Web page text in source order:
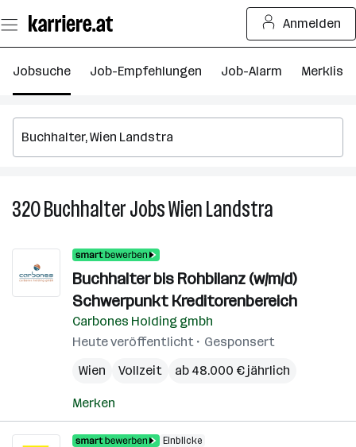
Seiteninhalt
springen
Anmelden
Jobsuche Job-Empfehlungen Job-Alarm Merkliste
320BuchhalterJobsWien Landstra
Wien
Landstra
Buchhalter bis Rohbilanz (w/m/d)
Schwerpunkt Kreditorenbereich
Carbones Holding gmbh
Heute veröffentlicht
Gesponsert
Wien
Vollzeit ab 48.000 € jährlich
Merken
Einblicke